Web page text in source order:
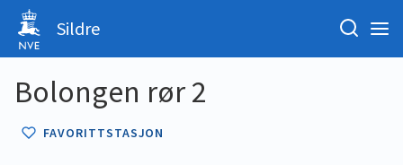
Sildre
Bolongen rør 2
FAVORITTSTASJON